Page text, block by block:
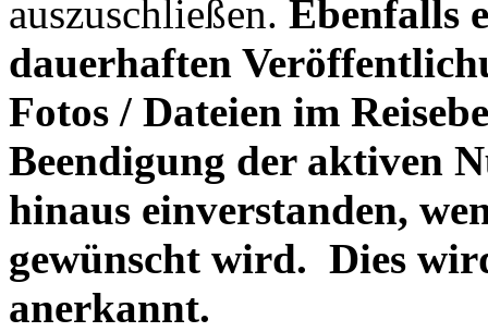
auszuschließen. Ebenfalls
dauerhaften
Fotos / Dateien im
Beendigung der aktiven
hinaus einverstanden,
gewünscht wird. Dies
anerkannt.